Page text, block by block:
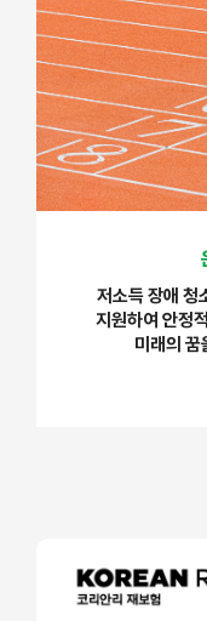
저소득 장애 청
지원하여 안정
미래의 꿈